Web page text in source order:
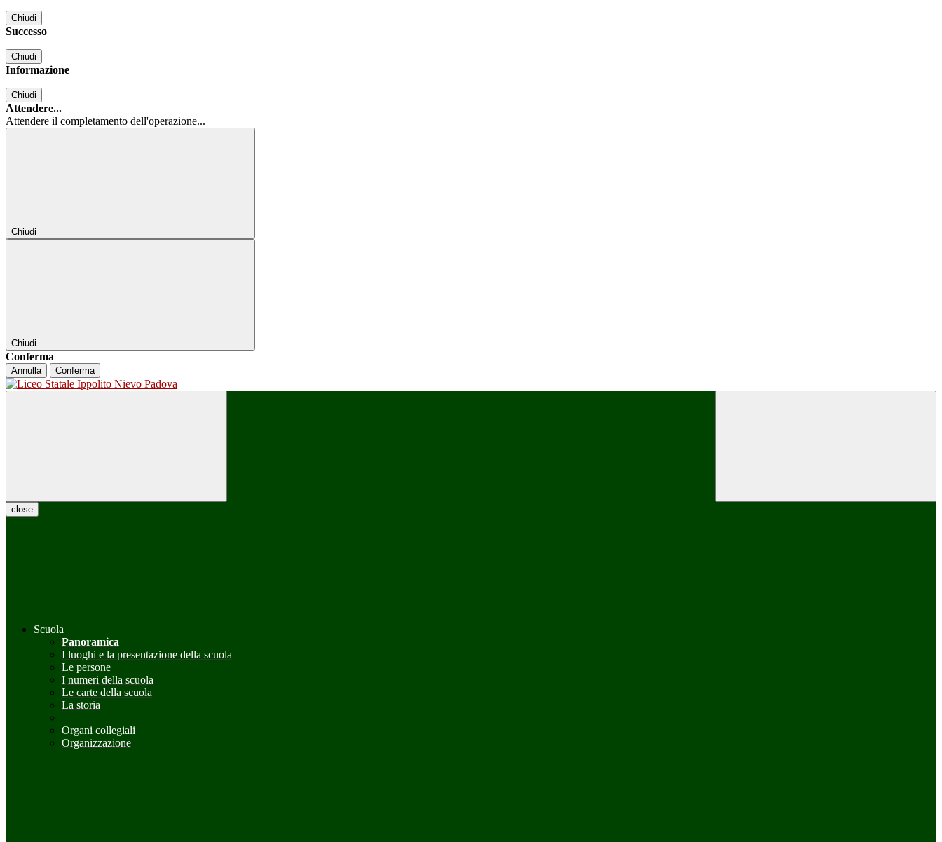
Chiudi
Successo
Chiudi
Informazione
Chiudi
Attendere...
Attendere il completamento dell'operazione...
Chiudi
Chiudi
Conferma
Annulla Conferma
close
Scuola
Panoramica
I luoghi e la presentazione della scuola
Le persone
I numeri della scuola
Le carte della scuola
La storia
Organi collegiali
Organizzazione